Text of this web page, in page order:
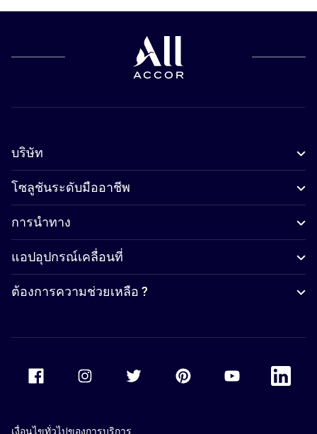
บริษัท
โซลูชันระดับมืออาชีพ
การนำทาง
แอปอุปกรณ์เคลื่อนที่
ต้องการความช่วยเหลือ ?
Accor Youtube
Accor
เงื่อนไขทั่วไปของการบริการ